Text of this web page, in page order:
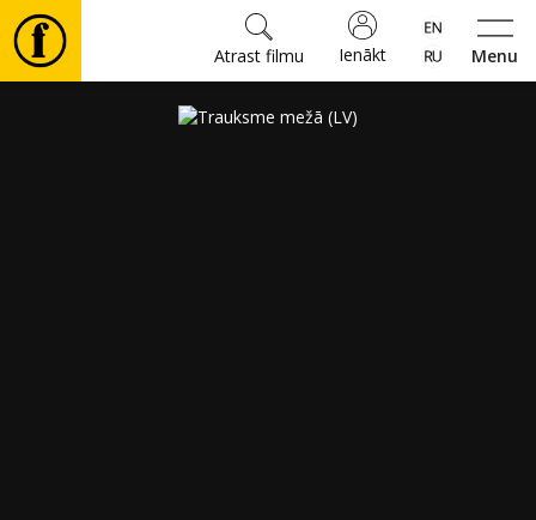
Menu
Ienākt
Atrast filmu